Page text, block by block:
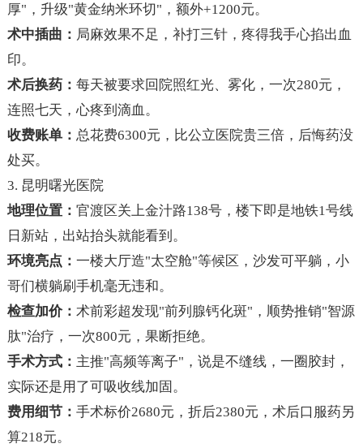
厚"，升级"黄金纳米环切"，额外+1200元。
术中插曲： 局麻效果不足，补打三针，疼得我手心掐出血
印。
术后换药： 每天被要求回院照红光、雾化，一次280元，
连照七天，心疼到滴血。
收费账单： 总花费6300元，比公立医院贵三倍，后悔药没
处买。
3. 昆明曙光医院
地理位置： 官渡区关上金汁路138号，楼下即是地铁1号线
日新站，出站抬头就能看到。
环境亮点： 一楼大厅造"太空舱"等候区，沙发可平躺，小
哥们横躺刷手机毫无违和。
检查加价： 术前彩超发现"前列腺钙化斑"，顺势推销"智源
肽"治疗，一次800元，果断拒绝。
手术方式： 主推"高频等离子"，说是不缝线，一圈胶封，
实际还是用了可吸收线加固。
费用细节： 手术标价2680元，折后2380元，术后口服药另
算218元。